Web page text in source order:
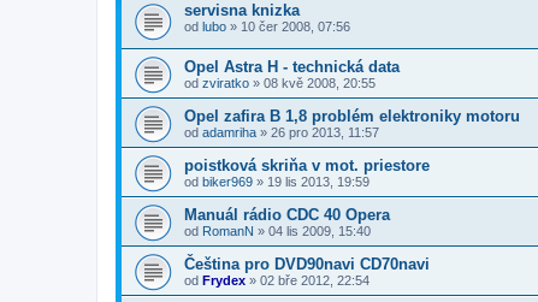
servisna knizka
od lubo » 10 čer 2008, 07:56
Opel Astra H - technická data
od zviratko » 08 kvě 2008, 20:55
Opel zafira B 1,8 problém elektroniky motoru
od adamriha » 26 pro 2013, 11:57
poistková skriňa v mot. priestore
od biker969 » 19 lis 2013, 19:59
Manuál rádio CDC 40 Opera
od RomanN » 04 lis 2009, 15:40
Čeština pro DVD90navi CD70navi
od Frydex » 02 bře 2012, 22:54